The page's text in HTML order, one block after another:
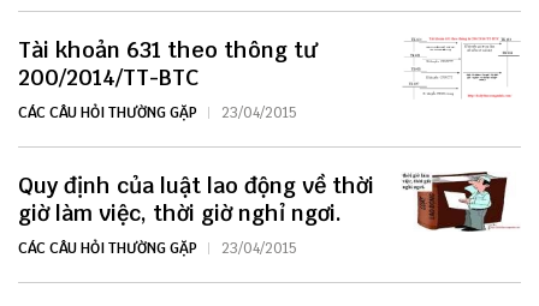
Tài khoản 631 theo thông tư
200/2014/TT-BTC
CÁC CÂU HỎI THƯỜNG GẶP 23/04/2015
Quy định của luật lao động về thời
giờ làm việc, thời giờ nghỉ ngơi.
CÁC CÂU HỎI THƯỜNG GẶP 23/04/2015